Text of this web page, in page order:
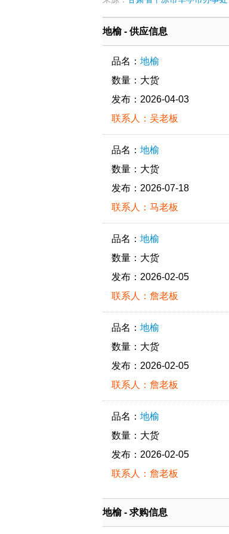
地榆 - 供应信息
品名： 地榆
数量：大货
发布：2026-04-03
联系人：吴老板
品名： 地榆
数量：大货
发布：2026-07-18
联系人：马老板
品名： 地榆
数量：大货
发布：2026-02-05
联系人：詹老板
品名： 地榆
数量：大货
发布：2026-02-05
联系人：詹老板
品名： 地榆
数量：大货
发布：2026-02-05
联系人：詹老板
地榆 - 求购信息